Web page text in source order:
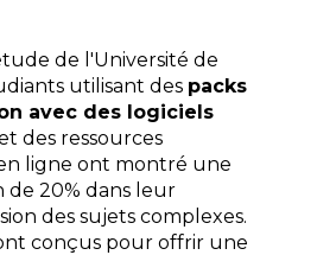
de l'Université de
utilisant des packs
avec des logiciels
des ressources
ligne ont montré une
de 20% dans leur
des sujets complexes.
conçus pour offrir une